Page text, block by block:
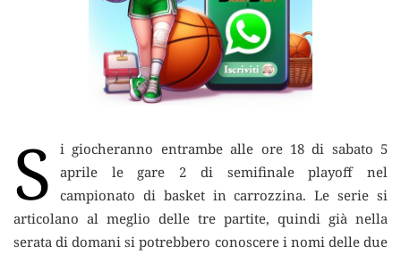
S
i giocheranno entrambe alle ore 18 di sabato 5
aprile le gare 2 di semifinale playoff nel
campionato di basket in carrozzina.Le serie si
articolano al meglio delle tre partite, quindi già nella
serata di domani si potrebbero conoscere i nomi delle due